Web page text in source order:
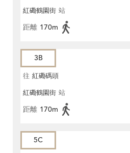
紅磡鶴園街 站
距離 170m
3B
往 紅磡碼頭
紅磡鶴園街 站
距離 170m
5C